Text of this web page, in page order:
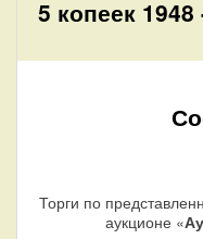
5 копеек
Торги по
аукционе «